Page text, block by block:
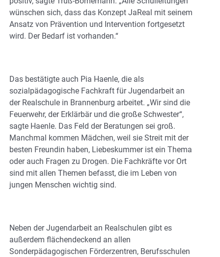
wünschen sich, dass das Konzept JaReal mit seinem
Ansatz von Prävention und Intervention fortgesetzt
wird. Der Bedarf ist vorhanden.“
Das bestätigte auch Pia Haenle, die als
sozialpädagogische Fachkraft für Jugendarbeit an
der Realschule in Brannenburg arbeitet. „Wir sind die
Feuerwehr, der Erklärbär und die große Schwester“,
sagte Haenle. Das Feld der Beratungen sei groß.
Manchmal kommen Mädchen, weil sie Streit mit der
besten Freundin haben, Liebeskummer ist ein Thema
oder auch Fragen zu Drogen. Die Fachkräfte vor Ort
sind mit allen Themen befasst, die im Leben von
jungen Menschen wichtig sind.
Neben der Jugendarbeit an Realschulen gibt es
außerdem flächendeckend an allen
Sonderpädagogischen Förderzentren, Berufsschulen